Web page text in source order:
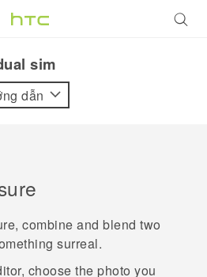
sim‎
dẫn
, combine and blend two
surreal.
, choose the photo you